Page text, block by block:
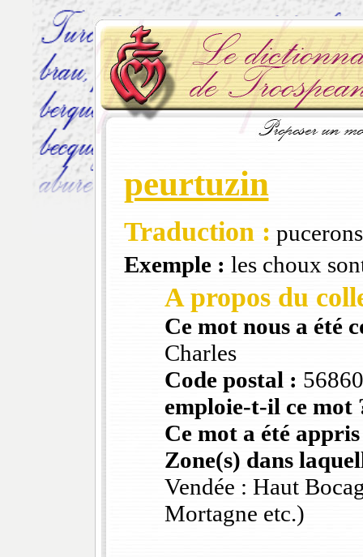
peurtuzin
Traduction : pucerons
Exemple : les choux
A propos du
Ce mot nous a été
Charles
Code postal :
emploie-t-il ce mot
Ce mot a été
Zone(s) dans
Vendée : Haut
Mortagne etc.)